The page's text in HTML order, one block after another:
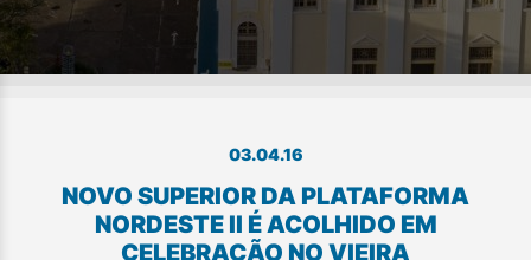
03.04.16
NOVO SUPERIOR DA PLATAFORMA
NORDESTE II É ACOLHIDO EM
CELEBRAÇÃO NO VIEIRA